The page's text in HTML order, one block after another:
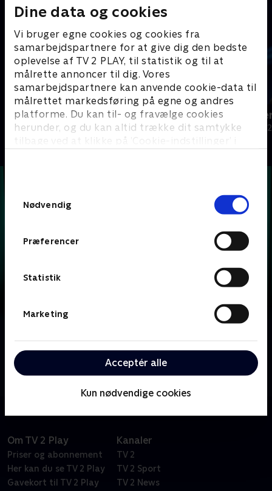
Dine data og cookies
Vi bruger egne cookies og cookies fra
samarbejdspartnere for at give dig den bedste
oplevelse af TV 2 PLAY, til statistik og til at
målrette annoncer til dig. Vores
samarbejdspartnere kan anvende cookie-data til
målrettet markedsføring på egne og andres
platforme. Du kan til- og fravælge cookies
herunder, og du kan altid trække dit samtykke
tilbage ved at klikke på ’Cookie-indstillinger’ i
Nødvendig
Præferencer
Statistik
Marketing
Acceptér alle
Kun nødvendige cookies
24 stjerners julikalender
TV-Shows • 1 sæsoner
Hvem vil
Quiz-shows •
Lasse Rimmer er vært, når to hold kendte danskere
skal bluffe, gætte, købe og sælge sig igennem en
masse loppefund i håbet om at tjene flest penge.
Om TV 2 Play
Priser og abonnement
Her kan du se TV 2 Play
Gavekort til TV 2 Play
Kanaler
TV 2
TV 2 Sport
TV 2 News